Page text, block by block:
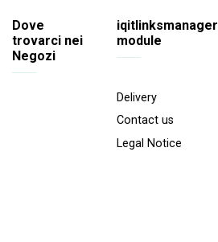
Dove
trovarci nei
Negozi
iqitlinksmanager
module
Delivery
Contact us
Legal Notice